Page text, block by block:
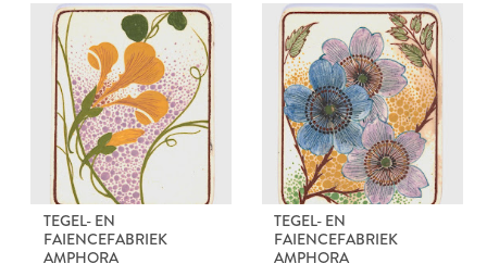
TEGEL- EN
FAIENCEFABRIEK
AMPHORA
TEGEL- EN
FAIENCEFABRIEK
AMPHORA